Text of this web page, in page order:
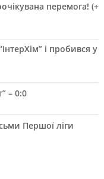
перемога! (+
і пробився у
– 0:0
Першої ліги